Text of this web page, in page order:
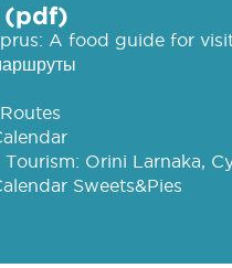
A food guide for
Orini Larnaka,
Sweets&Pies